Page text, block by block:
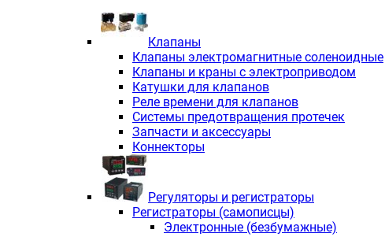
Клапаны
Клапаны электромагнитные соленоидные
Клапаны и краны с электроприводом
Катушки для клапанов
Реле времени для клапанов
Системы предотвращения протечек
Запчасти и аксессуары
Коннекторы
Регуляторы и регистраторы
Регистраторы (самописцы)
Электронные (безбумажные)